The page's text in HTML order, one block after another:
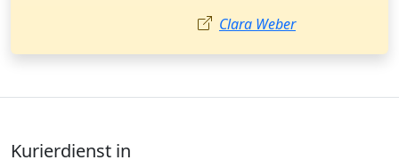
Lukas Fischer
Kurierdienst in